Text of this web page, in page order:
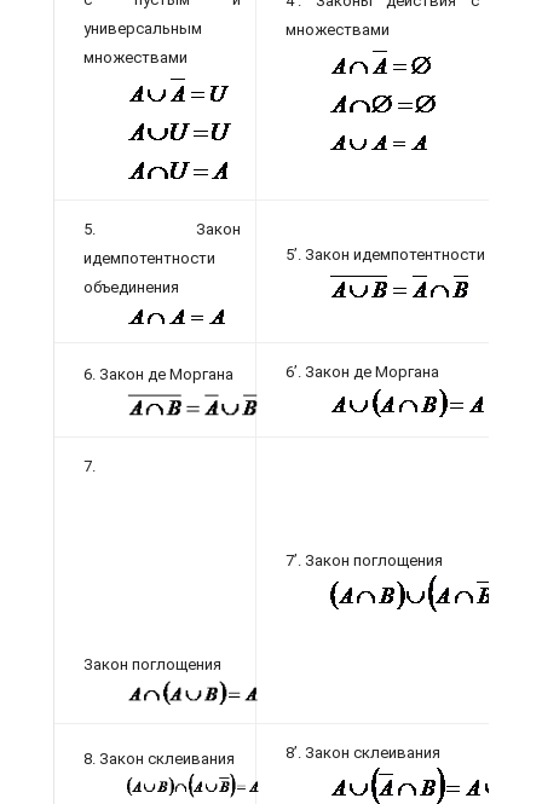
универсальным
множествами
множествами
5. Закон
идемпотентности
объединения
5’. Закон идемпотентности
6. Закон де Моргана 6’. Закон де Моргана
7.
Закон поглощения
7’. Закон поглощения
8. Закон склеивания 8’. Закон склеивания